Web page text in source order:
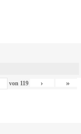
von 119 › »